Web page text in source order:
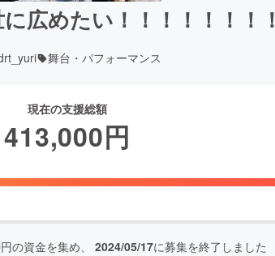
広めたい！！！！！！！！
舞台・パフォーマンス
現在の支援総額
413,000円
円の資金を集め、 2024/05/17に募集を終了しました